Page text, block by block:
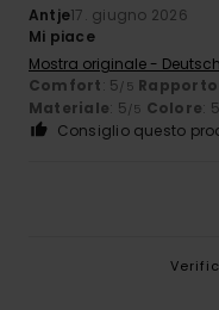
Antje17. giugno 2026
Mi piace
Mostra originale - Deutsch
Comfort: 5 /5
Materiale: 5 /5 Colore: 5
Consiglio questo